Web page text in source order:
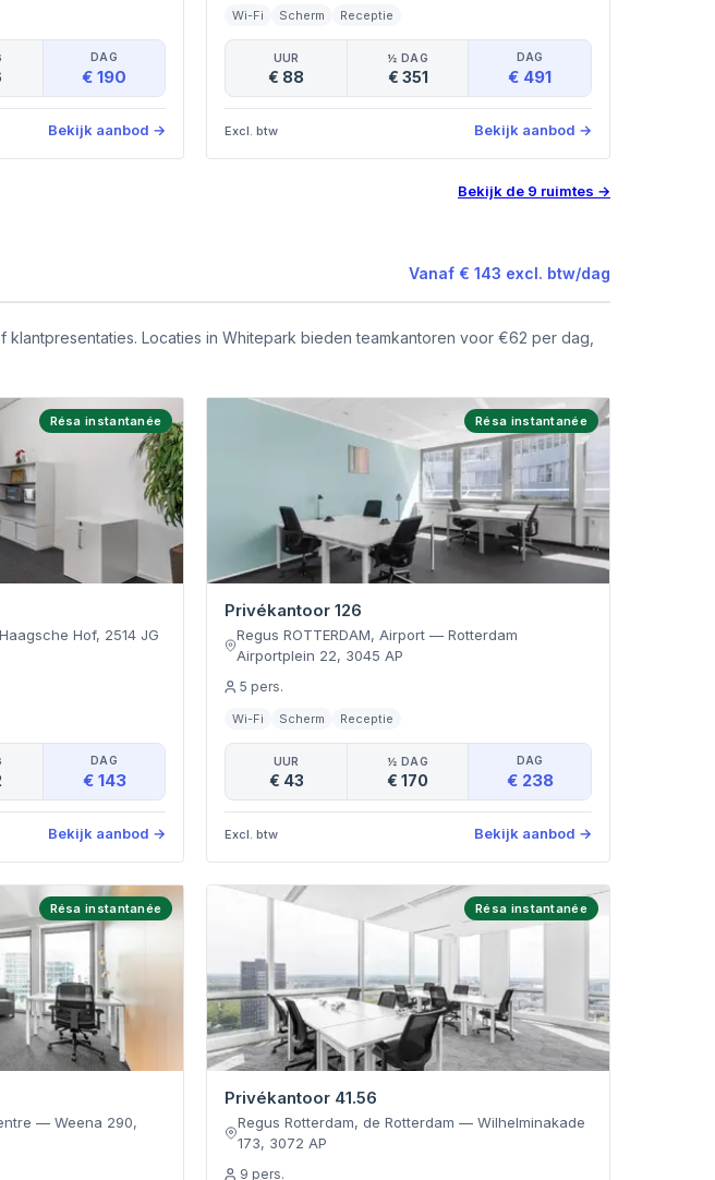
DAG
€ 190
Bekijk aanbod →
Wi-Fi Scherm Receptie
UUR
€ 88
½ DAG
€ 351
DAG
€ 491
Excl. btw Bekijk aanbod →
Bekijk de 9 ruimtes →
Vanaf € 143 excl. btw/dag
Locaties in Whitepark bieden teamkantoren voor €62 per dag,
Résa instantanée
Haagsche Hof, 2514 JG
DAG
€ 143
Bekijk aanbod →
Résa instantanée
Privékantoor 126
Regus ROTTERDAM, Airport — Rotterdam
Airportplein 22, 3045 AP
5 pers.
Wi-Fi Scherm Receptie
UUR
€ 43
½ DAG
€ 170
DAG
€ 238
Excl. btw Bekijk aanbod →
Résa instantanée
— Weena 290,
Résa instantanée
Privékantoor 41.56
Regus Rotterdam, de Rotterdam — Wilhelminakade
173, 3072 AP
9 pers.